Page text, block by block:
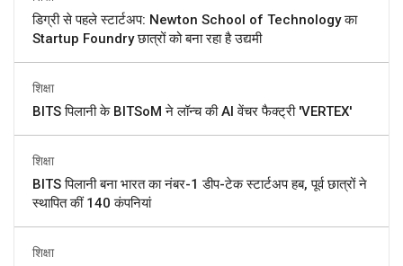
डिग्री से पहले स्टार्टअप: Newton School of Technology का
Startup Foundry छात्रों को बना रहा है उद्यमी
शिक्षा
BITS पिलानी के BITSoM ने लॉन्च की AI वेंचर फैक्ट्री 'VERTEX'
शिक्षा
BITS पिलानी बना भारत का नंबर-1 डीप-टेक स्टार्टअप हब, पूर्व छात्रों ने
स्थापित कीं 140 कंपनियां
शिक्षा